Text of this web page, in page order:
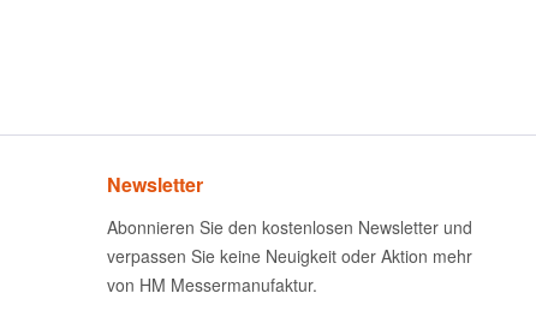
Newsletter
Abonnieren Sie den kostenlosen Newsletter und
verpassen Sie keine Neuigkeit oder Aktion mehr
von HM Messermanufaktur.